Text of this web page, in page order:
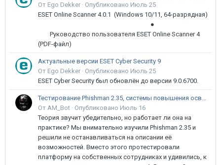
От Ego Dekker · Опубликовано Июль 25
ESET Online Scanner 4.0.1 (Windows 10/11, 64-разрядная)
●
Руководство пользователя ESET Online Scanner 4
(PDF-файл)
Актуальные версии ESET Cyber Security 9
От Ego Dekker · Опубликовано Июль 25
ESET Cyber Security был обновлён до версии 9.0.6700.
Тестирование Phishman 2.35, системы повышения осведомлённости пользователей в сфере ИБ
От AM_Bot · Опубликовано Июль 16
Теория звучит убедительно, но работает ли она на
практике? Мы внимательно изучили Phishman 2.35 и
решили не останавливаться на описании её
возможностей. Вместо этого протестировали
платформу на собственных сотрудниках и удивились, к